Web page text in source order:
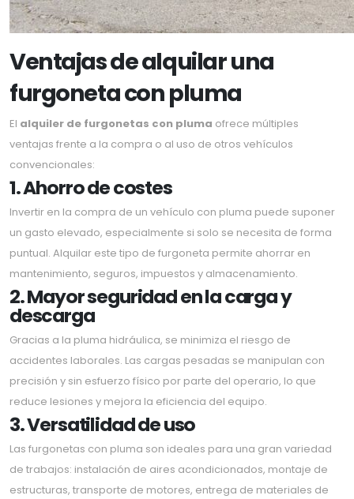
Ventajas de alquilar una
furgoneta con pluma
El alquiler de furgonetas con pluma ofrece múltiples
ventajas frente a la compra o al uso de otros vehículos
convencionales:
1. Ahorro de costes
Invertir en la compra de un vehículo con pluma puede suponer
un gasto elevado, especialmente si solo se necesita de forma
puntual. Alquilar este tipo de furgoneta permite ahorrar en
mantenimiento, seguros, impuestos y almacenamiento.
2. Mayor seguridad en la carga y
descarga
Gracias a la pluma hidráulica, se minimiza el riesgo de
accidentes laborales. Las cargas pesadas se manipulan con
precisión y sin esfuerzo físico por parte del operario, lo que
reduce lesiones y mejora la eficiencia del equipo.
3. Versatilidad de uso
Las furgonetas con pluma son ideales para una gran variedad
de trabajos: instalación de aires acondicionados, montaje de
estructuras, transporte de motores, entrega de materiales de